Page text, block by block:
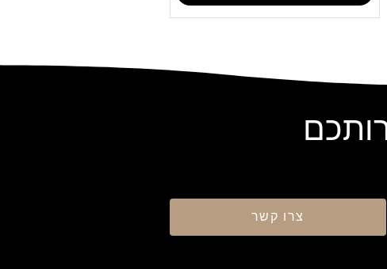
צרו קשר